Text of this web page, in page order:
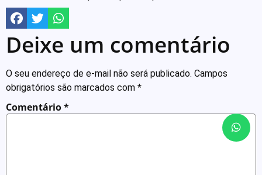
Deixe um comentário
O seu endereço de e-mail não será publicado. Campos
obrigatórios são marcados com *
Comentário*